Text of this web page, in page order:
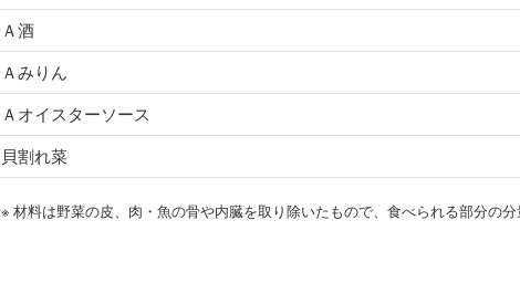
Ａ酒
Ａみりん
Ａオイスターソース
貝割れ菜
※ 材料は野菜の皮、肉・魚の骨や内臓を取り除いたもので、食べられる部分の分